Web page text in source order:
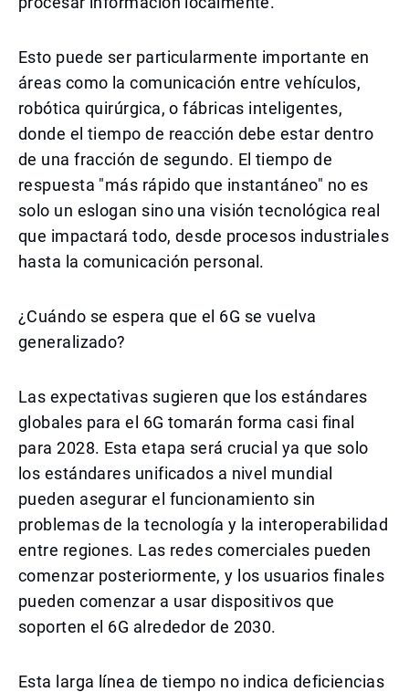
Esto puede ser particularmente importante en
áreas como la comunicación entre vehículos,
robótica quirúrgica, o fábricas inteligentes,
donde el tiempo de reacción debe estar dentro
de una fracción de segundo. El tiempo de
respuesta "más rápido que instantáneo" no es
solo un eslogan sino una visión tecnológica real
que impactará todo, desde procesos industriales
hasta la comunicación personal.
¿Cuándo se espera que el 6G se vuelva
generalizado?
Las expectativas sugieren que los estándares
globales para el 6G tomarán forma casi final
para 2028. Esta etapa será crucial ya que solo
los estándares unificados a nivel mundial
pueden asegurar el funcionamiento sin
problemas de la tecnología y la interoperabilidad
entre regiones. Las redes comerciales pueden
comenzar posteriormente, y los usuarios finales
pueden comenzar a usar dispositivos que
soporten el 6G alrededor de 2030.
Esta larga línea de tiempo no indica deficiencias